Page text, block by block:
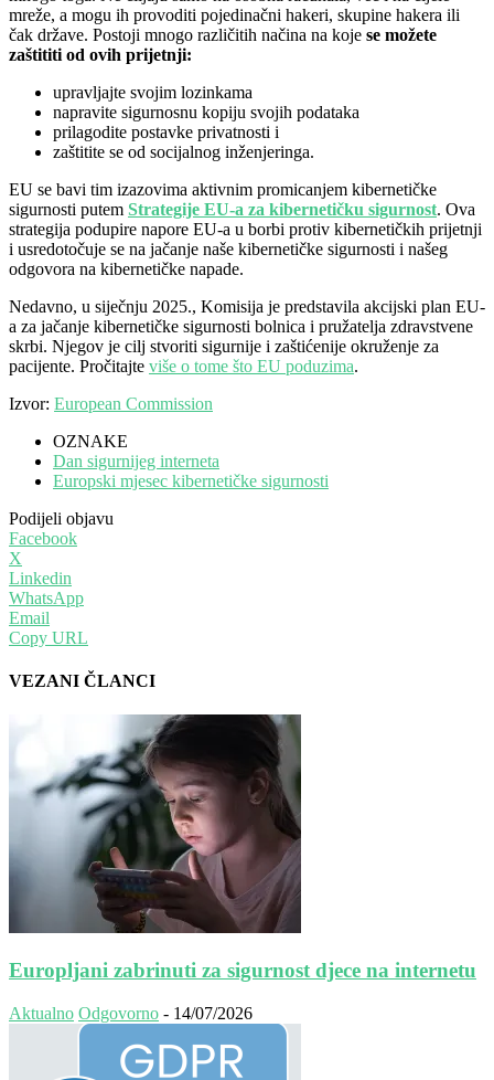
mreže, a mogu ih provoditi pojedinačni hakeri, skupine hakera ili
čak države. Postoji mnogo različitih načina na koje se možete
zaštititi od ovih prijetnji:
upravljajte svojim lozinkama
napravite sigurnosnu kopiju svojih podataka
prilagodite postavke privatnosti i
zaštitite se od socijalnog inženjeringa.
EU se bavi tim izazovima aktivnim promicanjem kibernetičke
sigurnosti putem Strategije EU-a za kibernetičku sigurnost. Ova
strategija podupire napore EU-a u borbi protiv kibernetičkih prijetnji
i usredotočuje se na jačanje naše kibernetičke sigurnosti i našeg
odgovora na kibernetičke napade.
Nedavno, u siječnju 2025., Komisija je predstavila akcijski plan EU-
a za jačanje kibernetičke sigurnosti bolnica i pružatelja zdravstvene
skrbi. Njegov je cilj stvoriti sigurnije i zaštićenije okruženje za
pacijente. Pročitajte više o tome što EU poduzima.
Izvor: European Commission
OZNAKE
Dan sigurnijeg interneta
Europski mjesec kibernetičke sigurnosti
Podijeli objavu
Facebook
X
Linkedin
WhatsApp
Email
Copy URL
VEZANI ČLANCI
Europljani zabrinuti za sigurnost djece na internetu
Aktualno Odgovorno - 14/07/2026